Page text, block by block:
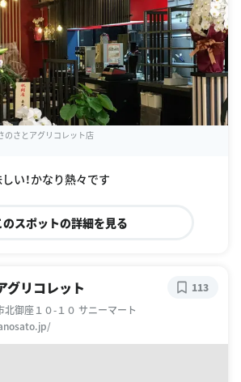
のさとアグリコレット店
い！かなり熱々です
のスポットの詳細を見る
グリコレット
北御座１０-１０ サニーマート
113